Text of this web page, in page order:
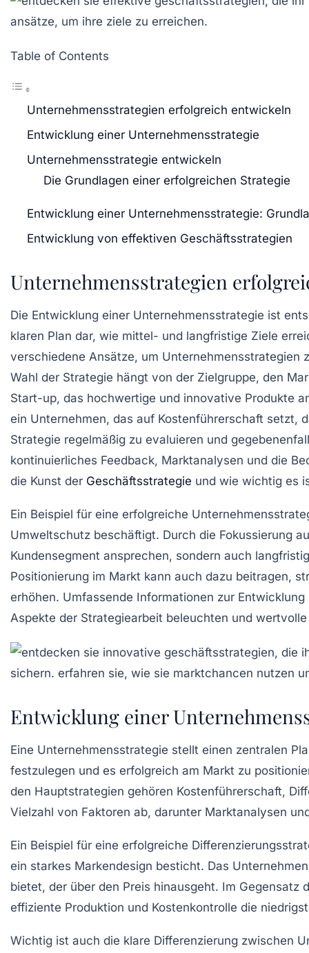
Table of Contents
Unternehmensstrategien erfolgreich entwickeln
Entwicklung einer Unternehmensstrategie
Unternehmensstrategie entwickeln
Die Grundlagen einer erfolgreichen Strategie
Entwicklung einer Unternehmensstrategie:
Entwicklung von effektiven Geschäftsstrategien
Unternehmensstrategien
Die Entwicklung einer Unternehmensstrategie ist
klaren Plan dar, wie mittel- und langfristige Ziele
verschiedene Ansätze, um Unternehmensstrategien
Wahl der Strategie hängt von der Zielgruppe, den
Start-up, das hochwertige und innovative Produkte
ein Unternehmen, das auf Kostenführerschaft setzt,
Strategie regelmäßig zu evaluieren und
kontinuierliches Feedback, Marktanalysen und die
die Kunst der Geschäftsstrategie und wie wichtig es
Ein Beispiel für eine erfolgreiche
Umweltschutz beschäftigt. Durch die Fokussierung
Kundensegment ansprechen, sondern auch
Positionierung im Markt kann auch dazu beitragen,
erhöhen. Umfassende Informationen zur
Aspekte der Strategiearbeit beleuchten und
Entwicklung einer
Eine Unternehmensstrategie stellt einen zentralen
festzulegen und es erfolgreich am Markt zu
den Hauptstrategien gehören Kostenführerschaft,
Vielzahl von Faktoren ab, darunter Marktanalysen
Ein Beispiel für eine erfolgreiche
ein starkes Markendesign besticht. Das
bietet, der über den Preis hinausgeht. Im
effiziente Produktion und Kostenkontrolle die
Wichtig ist auch die klare Differenzierung zwischen